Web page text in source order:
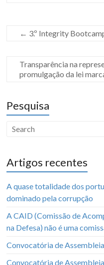
← 3.º Integrity
Transparência na
promulgação da lei
Pesquisa
Artigos recentes
A quase totalidade dos
dominado pela corrupção
A CAID (Comissão de
na Defesa) não é uma
Convocatória de
Convocatória de